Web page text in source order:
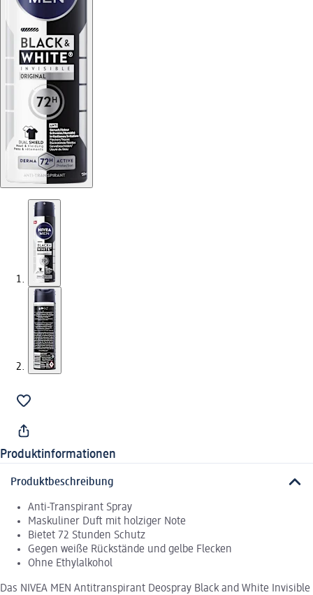
Produktinformationen
Produktbeschreibung
Anti-Transpirant Spray
Maskuliner Duft mit holziger Note
Bietet 72 Stunden Schutz
Gegen weiße Rückstände und gelbe Flecken
Ohne Ethylalkohol
Das NIVEA MEN Antitranspirant Deospray Black and White Invisible